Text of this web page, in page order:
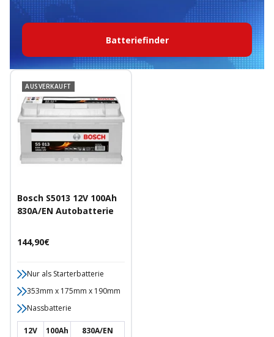
Batteriefinder
AUSVERKAUFT
Bosch S5013 12V 100Ah
830A/EN Autobatterie
Angebotspreis
144,90€
Nur als Starterbatterie
353mm x 175mm x 190mm
Nassbatterie
12V 100Ah 830A/EN